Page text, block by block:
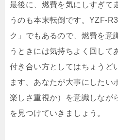
最後に、燃費を気にしすぎて
うのも本末転倒です。YZF-
ク」でもあるので、燃費を意
うときには気持ちよく回して
付き合い方としてはちょうど
ます。あなたが大事にしたい
楽しさ重視か）を意識しなが
を見つけていきましょう。